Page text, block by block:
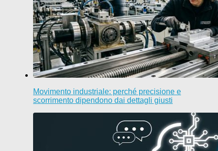
Movimento industriale: perché precisione e
scorrimento dipendono dai dettagli giusti